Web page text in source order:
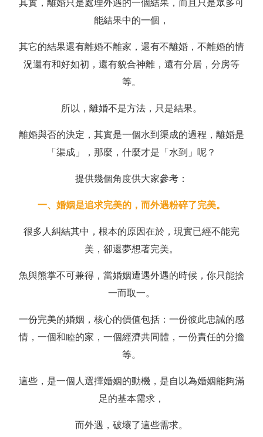
其實，離婚只是處理外遇的一個結果，而且只是眾多可
能結果中的一個，
其它的結果還有離婚不離家，還有不離婚，不離婚的情
況還有和好如初，還有貌合神離，還有分居，分房等
等。
所以，離婚不是方法，只是結果。
離婚與否的決定，其實是一個水到渠成的過程，離婚是
「渠成」，那麼，什麼才是「水到」呢？
提供幾個角度供大家參考：
一、婚姻是追求完美的，而外遇粉碎了完美。
很多人糾結其中，根本的原因在於，現實已經不能完
美，卻還夢想著完美。
魚與熊掌不可兼得，當婚姻遭遇外遇的時候，你只能捨
一而取一。
一份完美的婚姻，核心的價值包括：一份彼此忠誠的感
情，一個和睦的家，一個經濟共同體，一份責任的分擔
等。
這些，是一個人選擇婚姻的動機，是自以為婚姻能夠滿
足的基本需求，
而外遇，破壞了這些需求。